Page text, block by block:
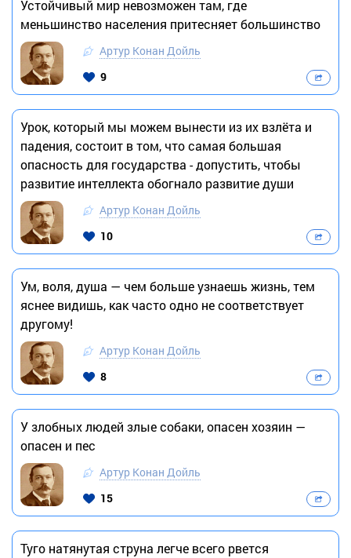
Устойчивый мир невозможен там, где
меньшинство населения притесняет большинство
Артур Конан Дойль
9
Урок, который мы можем вынести из их взлёта и
падения, состоит в том, что самая большая
опасность для государства - допустить, чтобы
развитие интеллекта обогнало развитие души
Артур Конан Дойль
10
Ум, воля, душа — чем больше узнаешь жизнь, тем
яснее видишь, как часто одно не соответствует
другому!
Артур Конан Дойль
8
У злобных людей злые собаки, опасен хозяин —
опасен и пес
Артур Конан Дойль
15
Туго натянутая струна легче всего рвется